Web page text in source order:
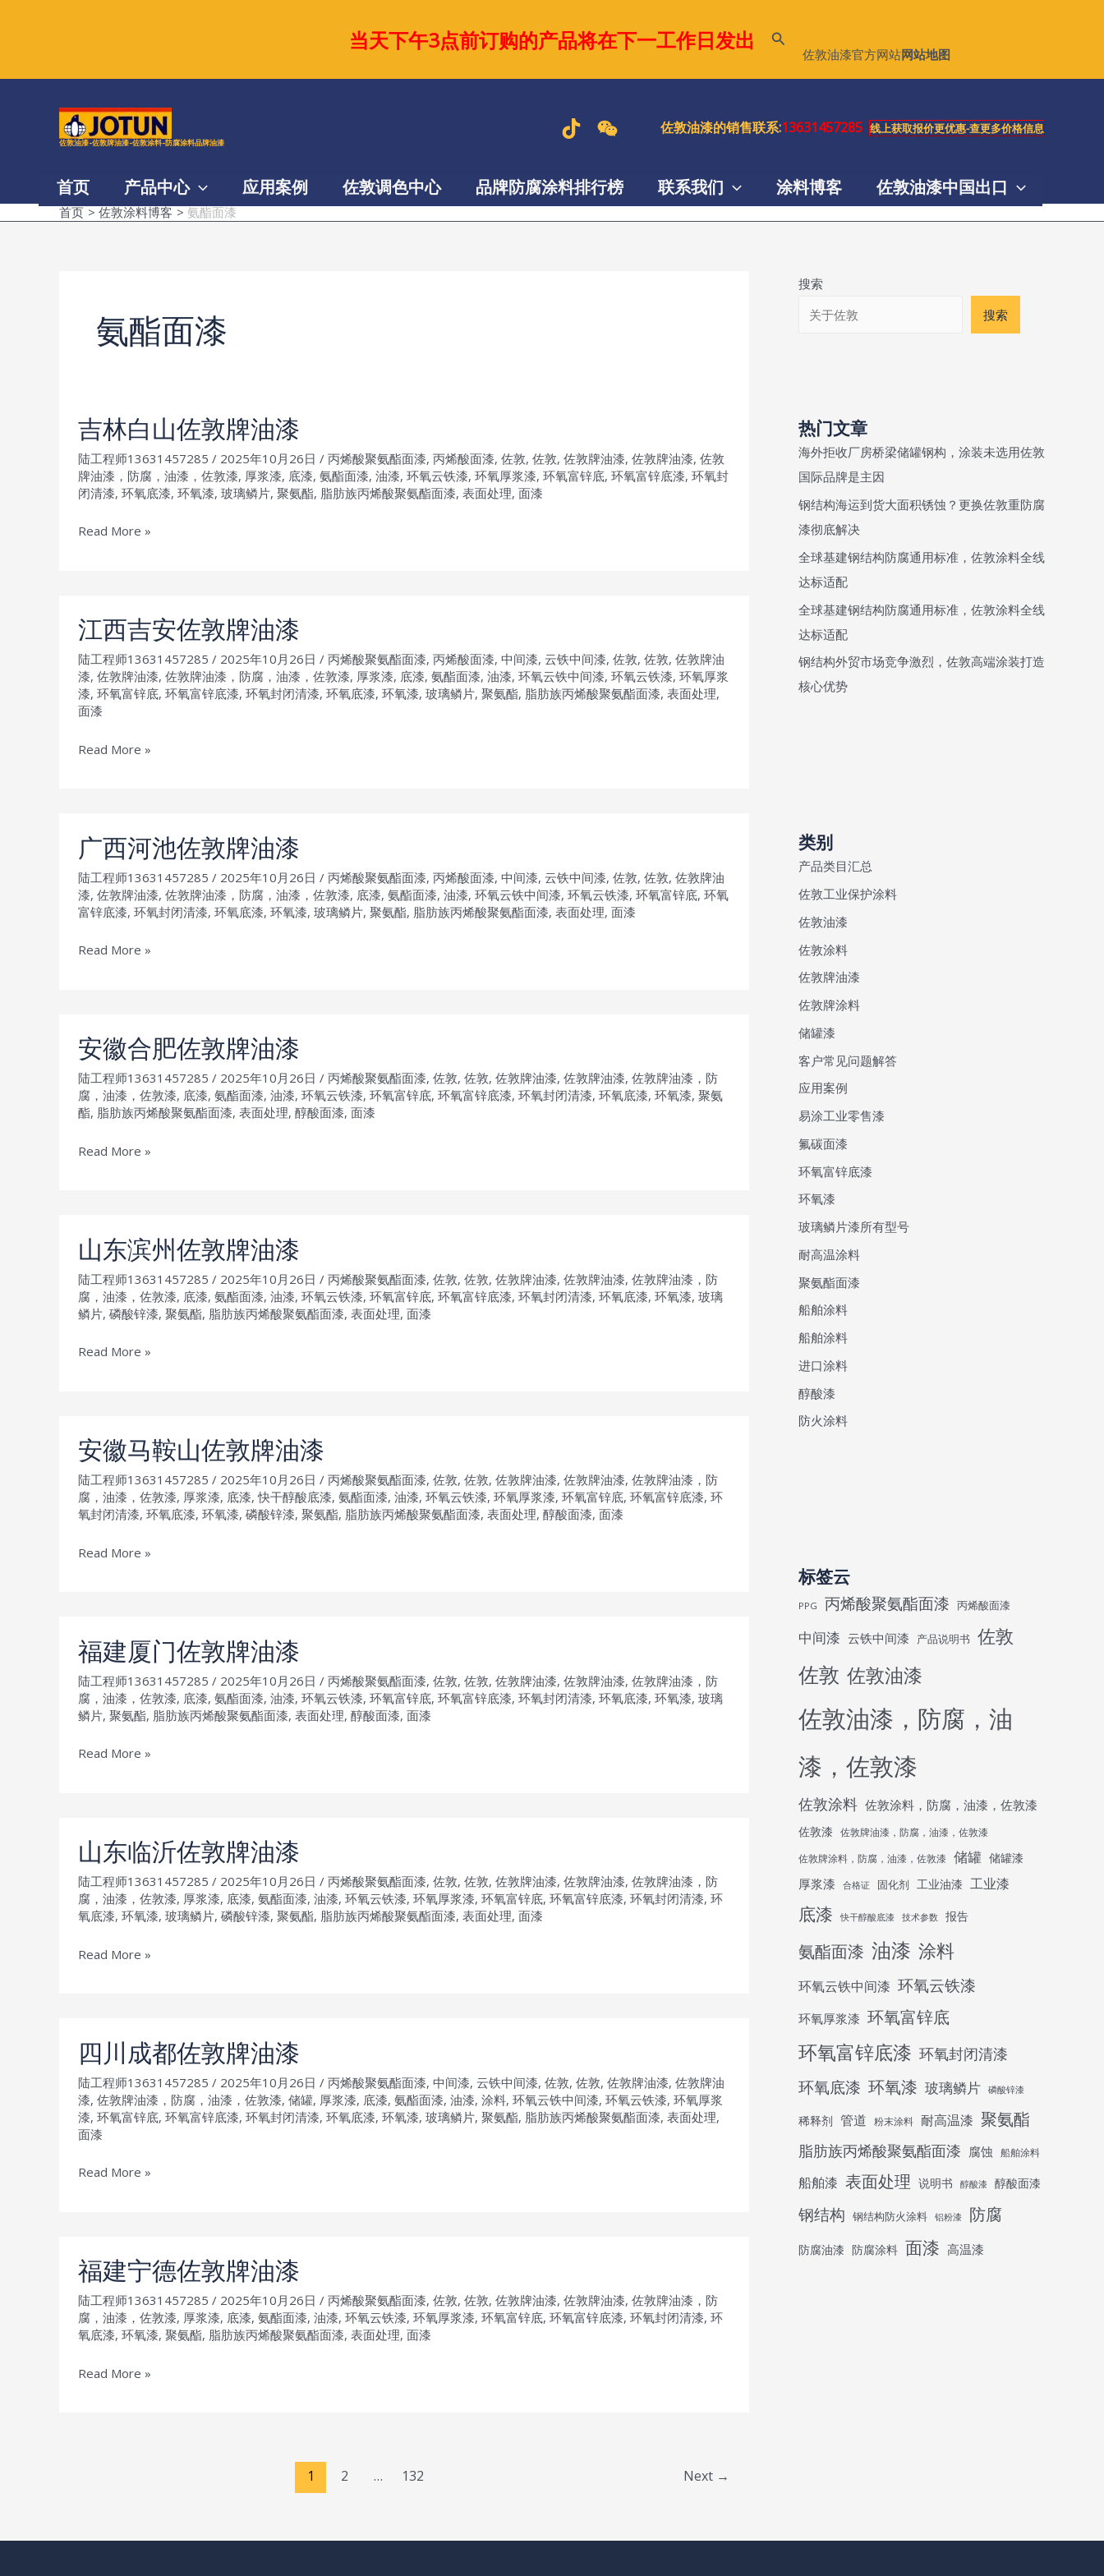
容
当天下午3点前订购的产品将在下一工作日发出
搜
佐敦油漆官方网站网站地图
佐敦油漆-佐敦牌油漆-佐敦涂料-防腐涂料品牌油漆
佐敦油漆的销售联系:13631457285 线上获取报价更优惠-查更多价格信息
首页 产品中心 应用案例 佐敦调色中心 品牌防腐涂料排行榜 联系我们 涂料博客 佐敦油漆中国出口
首页 佐敦涂料博客 氨酯面漆
氨酯面漆
吉林白山佐敦牌油漆
陆工程师13631457285 / 2025年10月26日 / 丙烯酸聚氨酯面漆, 丙烯酸面漆, 佐敦, 佐敦, 佐敦牌油漆, 佐敦牌油漆, 佐敦
牌油漆，防腐，油漆，佐敦漆, 厚浆漆, 底漆, 氨酯面漆, 油漆, 环氧云铁漆, 环氧厚浆漆, 环氧富锌底, 环氧富锌底漆, 环氧封
闭清漆, 环氧底漆, 环氧漆, 玻璃鳞片, 聚氨酯, 脂肪族丙烯酸聚氨酯面漆, 表面处理, 面漆
吉
佐
敦
牌
油
漆
Read More »
江西吉安佐敦牌油漆
陆工程师13631457285 / 2025年10月26日 / 丙烯酸聚氨酯面漆, 丙烯酸面漆, 中间漆, 云铁中间漆, 佐敦, 佐敦, 佐敦牌油
漆, 佐敦牌油漆, 佐敦牌油漆，防腐，油漆，佐敦漆, 厚浆漆, 底漆, 氨酯面漆, 油漆, 环氧云铁中间漆, 环氧云铁漆, 环氧厚浆
漆, 环氧富锌底, 环氧富锌底漆, 环氧封闭清漆, 环氧底漆, 环氧漆, 玻璃鳞片, 聚氨酯, 脂肪族丙烯酸聚氨酯面漆, 表面处理,
面漆
江
佐
敦
牌
油
Read More »
广西河池佐敦牌油漆
陆工程师13631457285 / 2025年10月26日 / 丙烯酸聚氨酯面漆, 丙烯酸面漆, 中间漆, 云铁中间漆, 佐敦, 佐敦, 佐敦牌油
漆, 佐敦牌油漆, 佐敦牌油漆，防腐，油漆，佐敦漆, 底漆, 氨酯面漆, 油漆, 环氧云铁中间漆, 环氧云铁漆, 环氧富锌底, 环氧
富锌底漆, 环氧封闭清漆, 环氧底漆, 环氧漆, 玻璃鳞片, 聚氨酯, 脂肪族丙烯酸聚氨酯面漆, 表面处理, 面漆
广
佐
敦
牌
油
Read More »
安徽合肥佐敦牌油漆
陆工程师13631457285 / 2025年10月26日 / 丙烯酸聚氨酯面漆, 佐敦, 佐敦, 佐敦牌油漆, 佐敦牌油漆, 佐敦牌油漆，防
腐，油漆，佐敦漆, 底漆, 氨酯面漆, 油漆, 环氧云铁漆, 环氧富锌底, 环氧富锌底漆, 环氧封闭清漆, 环氧底漆, 环氧漆, 聚氨
酯, 脂肪族丙烯酸聚氨酯面漆, 表面处理, 醇酸面漆, 面漆
安
佐
敦
牌
油
Read More »
山东滨州佐敦牌油漆
陆工程师13631457285 / 2025年10月26日 / 丙烯酸聚氨酯面漆, 佐敦, 佐敦, 佐敦牌油漆, 佐敦牌油漆, 佐敦牌油漆，防
腐，油漆，佐敦漆, 底漆, 氨酯面漆, 油漆, 环氧云铁漆, 环氧富锌底, 环氧富锌底漆, 环氧封闭清漆, 环氧底漆, 环氧漆, 玻璃
鳞片, 磷酸锌漆, 聚氨酯, 脂肪族丙烯酸聚氨酯面漆, 表面处理, 面漆
山
佐
敦
牌
油
Read More »
安徽马鞍山佐敦牌油漆
陆工程师13631457285 / 2025年10月26日 / 丙烯酸聚氨酯面漆, 佐敦, 佐敦, 佐敦牌油漆, 佐敦牌油漆, 佐敦牌油漆，防
腐，油漆，佐敦漆, 厚浆漆, 底漆,快干醇酸底漆, 氨酯面漆, 油漆, 环氧云铁漆, 环氧厚浆漆, 环氧富锌底, 环氧富锌底漆, 环
氧封闭清漆, 环氧底漆, 环氧漆, 磷酸锌漆, 聚氨酯, 脂肪族丙烯酸聚氨酯面漆, 表面处理, 醇酸面漆, 面漆
安
山
佐
敦
牌
漆
Read More »
福建厦门佐敦牌油漆
陆工程师13631457285 / 2025年10月26日 / 丙烯酸聚氨酯面漆, 佐敦, 佐敦, 佐敦牌油漆, 佐敦牌油漆, 佐敦牌油漆，防
腐，油漆，佐敦漆, 底漆, 氨酯面漆, 油漆, 环氧云铁漆, 环氧富锌底, 环氧富锌底漆, 环氧封闭清漆, 环氧底漆, 环氧漆, 玻璃
鳞片, 聚氨酯, 脂肪族丙烯酸聚氨酯面漆, 表面处理, 醇酸面漆, 面漆
福
佐
敦
牌
油
Read More »
山东临沂佐敦牌油漆
陆工程师13631457285 / 2025年10月26日 / 丙烯酸聚氨酯面漆, 佐敦, 佐敦, 佐敦牌油漆, 佐敦牌油漆, 佐敦牌油漆，防
腐，油漆，佐敦漆, 厚浆漆, 底漆, 氨酯面漆, 油漆, 环氧云铁漆, 环氧厚浆漆, 环氧富锌底, 环氧富锌底漆, 环氧封闭清漆, 环
氧底漆, 环氧漆, 玻璃鳞片, 磷酸锌漆, 聚氨酯, 脂肪族丙烯酸聚氨酯面漆, 表面处理, 面漆
山
佐
敦
牌
油
漆
Read More »
四川成都佐敦牌油漆
陆工程师13631457285 / 2025年10月26日 / 丙烯酸聚氨酯面漆, 中间漆, 云铁中间漆, 佐敦, 佐敦, 佐敦牌油漆, 佐敦牌油
漆, 佐敦牌油漆，防腐，油漆，佐敦漆, 储罐, 厚浆漆, 底漆, 氨酯面漆, 油漆, 涂料, 环氧云铁中间漆, 环氧云铁漆, 环氧厚浆
漆, 环氧富锌底, 环氧富锌底漆, 环氧封闭清漆, 环氧底漆, 环氧漆, 玻璃鳞片, 聚氨酯, 脂肪族丙烯酸聚氨酯面漆, 表面处理,
面漆
四
佐
敦
牌
油
Read More »
福建宁德佐敦牌油漆
陆工程师13631457285 / 2025年10月26日 / 丙烯酸聚氨酯面漆, 佐敦, 佐敦, 佐敦牌油漆, 佐敦牌油漆, 佐敦牌油漆，防
腐，油漆，佐敦漆, 厚浆漆, 底漆, 氨酯面漆, 油漆, 环氧云铁漆, 环氧厚浆漆, 环氧富锌底, 环氧富锌底漆, 环氧封闭清漆, 环
氧底漆, 环氧漆, 聚氨酯, 脂肪族丙烯酸聚氨酯面漆, 表面处理, 面漆
福
Read More »
1 2 … 132 Next →
搜索
搜索
热门文章
海外拒收厂房桥梁储罐钢构，涂装未选用佐敦
国际品牌是主因
钢结构海运到货大面积锈蚀？更换佐敦重防腐
漆彻底解决
全球基建钢结构防腐通用标准，佐敦涂料全线
达标适配
全球基建钢结构防腐通用标准，佐敦涂料全线
达标适配
钢结构外贸市场竞争激烈，佐敦高端涂装打造
核心优势
类别
产品类目汇总
佐敦工业保护涂料
佐敦油漆
佐敦涂料
佐敦牌油漆
佐敦牌涂料
储罐漆
客户常见问题解答
应用案例
易涂工业零售漆
氟碳面漆
环氧富锌底漆
环氧漆
玻璃鳞片漆所有型号
耐高温涂料
聚氨酯面漆
船舶涂料
船舶涂料
进口涂料
醇酸漆
防火涂料
标签云
PPG 丙烯酸聚氨酯面漆 丙烯酸面漆
中间漆 云铁中间漆 产品说明书 佐敦
佐敦 佐敦油漆
佐敦油漆，防腐，油
漆，佐敦漆
佐敦涂料 佐敦涂料，防腐，油漆，佐敦漆
佐敦漆 佐敦牌油漆，防腐，油漆，佐敦漆
佐敦牌涂料，防腐，油漆，佐敦漆 储罐 储罐漆
厚浆漆 合格证 固化剂 工业油漆 工业漆
底漆 快干醇酸底漆 技术参数 报告
氨酯面漆 油漆 涂料
环氧云铁中间漆 环氧云铁漆
环氧厚浆漆 环氧富锌底
环氧富锌底漆 环氧封闭清漆
环氧底漆 环氧漆 玻璃鳞片 磷酸锌漆
稀释剂 管道 粉末涂料 耐高温漆 聚氨酯
脂肪族丙烯酸聚氨酯面漆 腐蚀 船舶涂料
船舶漆 表面处理 说明书 醇酸漆 醇酸面漆
钢结构 钢结构防火涂料 铝粉漆 防腐
防腐油漆 防腐涂料 面漆 高温漆